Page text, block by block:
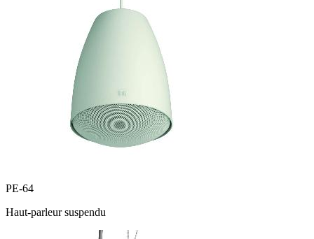
PE-64
Haut-parleur suspendu